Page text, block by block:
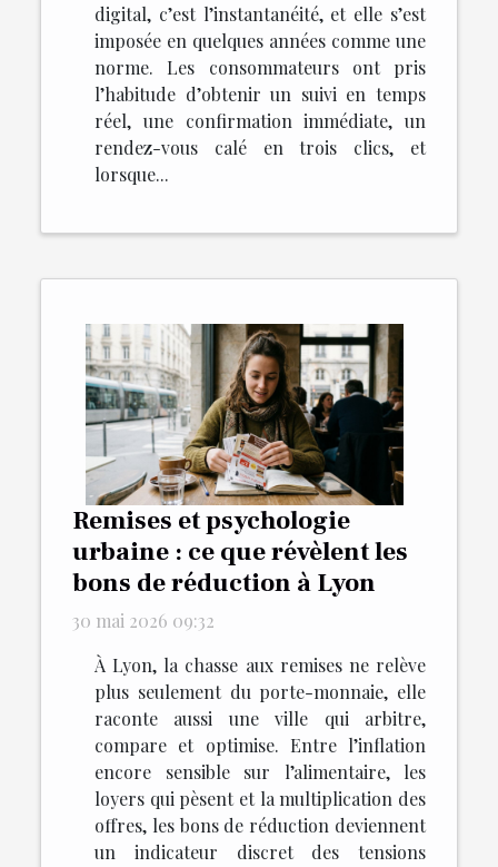
digital, c’est l’instantanéité, et elle s’est
imposée en quelques années comme une
norme. Les consommateurs ont pris
l’habitude d’obtenir un suivi en temps
réel, une confirmation immédiate, un
rendez-vous calé en trois clics, et
lorsque...
Remises et psychologie
urbaine : ce que révèlent les
bons de réduction à Lyon
30 mai 2026 09:32
À Lyon, la chasse aux remises ne relève
plus seulement du porte-monnaie, elle
raconte aussi une ville qui arbitre,
compare et optimise. Entre l’inflation
encore sensible sur l’alimentaire, les
loyers qui pèsent et la multiplication des
offres, les bons de réduction deviennent
un indicateur discret des tensions